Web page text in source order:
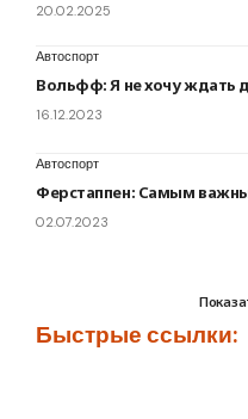
20.02.2025
Автоспорт
Вольфф: Я не хочу ждать
16.12.2023
Автоспорт
Ферстаппен: Самым
02.07.2023
Быстрые ссылки: